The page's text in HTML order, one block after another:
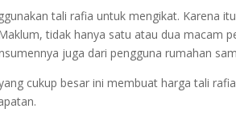
tali rafia untuk mengikat. Karena
tidak hanya satu atau dua macam
juga dari pengguna rumahan
cukup besar ini membuat harga tali